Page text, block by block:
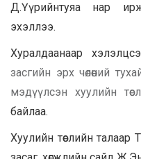
Д.Үүрийнтуяа нар
эхэллээ.
Хуралдаанаар
засгийн эрх чөлөөний
мэдүүлсэн хуулийн
байлаа.
Хуулийн төслийн талаар